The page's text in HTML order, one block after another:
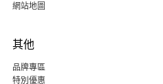
網站地圖
其他
品牌專區
特別優惠